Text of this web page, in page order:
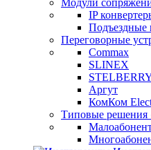
Модули
IP
Подъездные
Переговорные
Commax
SLINEX
Аргут
КомКом
Типовые